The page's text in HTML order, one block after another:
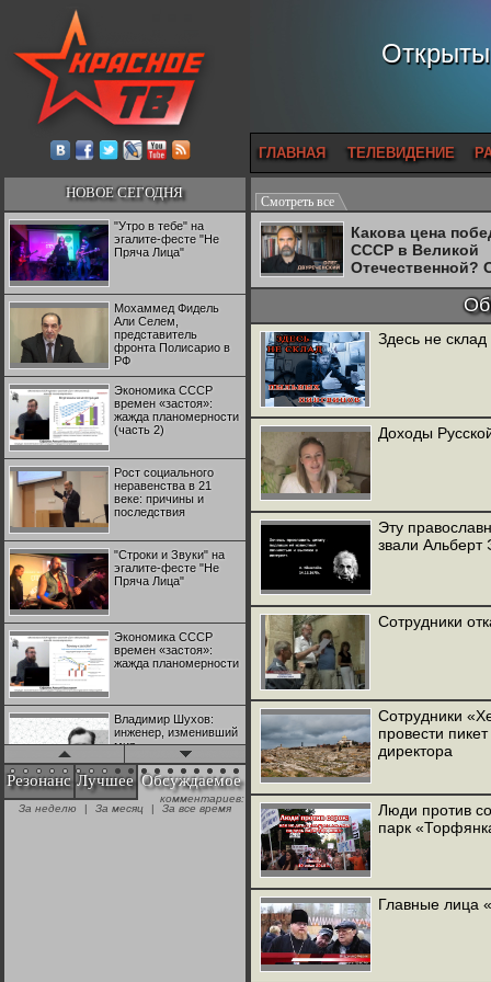
ГЛАВНАЯ ТЕЛЕВИДЕНИЕ
НОВОЕ СЕГОДНЯ
"Утро в тебе" на
эгалите-фесте "Не
Пряча Лица"
Мохаммед Фидель
Али Селем,
представитель
фронта Полисарио в
РФ
Экономика СССР
времен «застоя»:
жажда планомерности
(часть 2)
Рост социального
неравенства в 21
веке: причины и
последствия
"Строки и Звуки" на
эгалите-фесте "Не
Пряча Лица"
Экономика СССР
времен «застоя»:
жажда планомерности
Владимир Шухов:
инженер, изменивший
мир
"Аркадий Коц" на
эгалите-фесте "Не
Резонанс Лучшее Обсуждаемое
комментариев:
За неделю
| За месяц | За все время
Смотреть все
Какова цена
СССР в Великой
Отечественной?
Двуреченский о
Здесь не
Доходы
Эту
звали Альберт
Сотрудники
Сотрудники
провести
директора
Люди против
парк
Главные лица